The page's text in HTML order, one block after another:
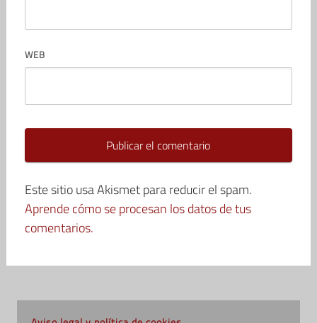
WEB
Este sitio usa Akismet para reducir el spam.
Aprende cómo se procesan los datos de tus
comentarios.